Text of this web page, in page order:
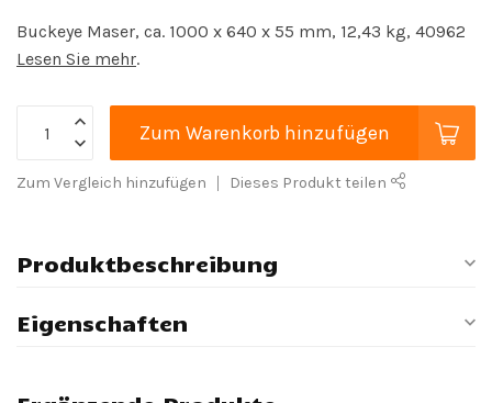
Buckeye Maser, ca. 1000 x 640 x 55 mm, 12,43 kg, 40962
Lesen Sie mehr.
Zum Warenkorb hinzufügen
Zum Vergleich hinzufügen Dieses Produkt teilen
Produktbeschreibung
Eigenschaften